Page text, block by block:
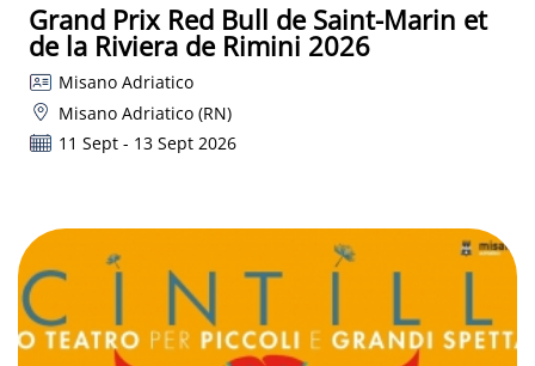
Grand Prix Red Bull de Saint-Marin et
de la Riviera de Rimini 2026
Misano Adriatico
Misano Adriatico (RN)
11 Sept - 13 Sept 2026